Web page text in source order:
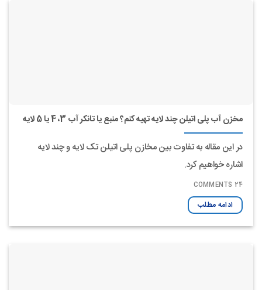
مخزن آب پلی اتیلن چند لایه تهیه کنم؟ منبع یا تانکر آب 3، 4 یا 5 لایه
در این مقاله به تفاوت بین مخازن پلی اتیلن تک لایه و چند لایه
اشاره خواهیم کرد.
24 COMMENTS
ادامه مطلب